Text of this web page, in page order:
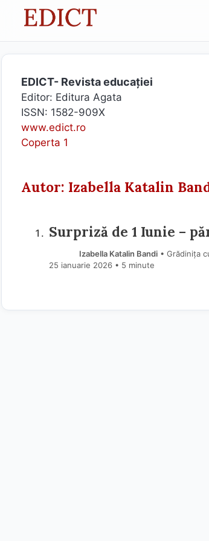
EDICT- Revista educației
Editor: Editura Agata
ISSN: 1582-909X
www.edict.ro
Coperta 1
Autor: Izabella Katalin
Surpriză de 1 Iunie –
Izabella Katalin Bandi• Grădinița
25 ianuarie 2026 • 5 minute